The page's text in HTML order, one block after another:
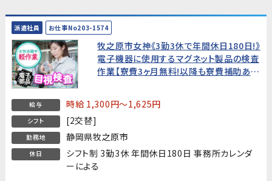
派遣社員 お仕事No203-1574
牧之原市女神《3勤3休で年間休日180日!》
電子機器に使用するマグネット製品の検査
作業【寮費3ヶ月無料!以降も寮費補助あ
給与 時給 1,300円～1,625円
シフト [2交替]
勤務地 静岡県牧之原市
休日
シフト制 3勤3休 年間休日180日 事務所カレンダ
ーによる